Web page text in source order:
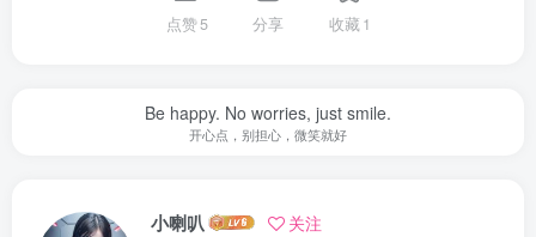
点赞5 分享 收藏 1
Be happy. No worries, just smile.
开心点，别担心，微笑就好
小喇叭 关注